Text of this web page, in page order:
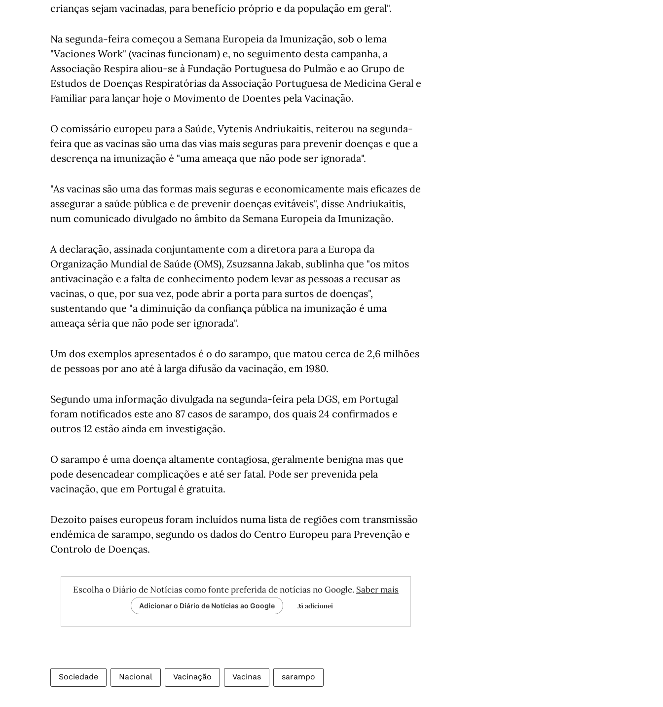
crianças sejam vacinadas, para benefício próprio e da população em geral".
Na segunda-feira começou a Semana Europeia da Imunização, sob o lema
"Vaciones Work" (vacinas funcionam) e, no seguimento desta campanha, a
Associação Respira aliou-se à Fundação Portuguesa do Pulmão e ao Grupo de
Estudos de Doenças Respiratórias da Associação Portuguesa de Medicina Geral e
Familiar para lançar hoje o Movimento de Doentes pela Vacinação.
O comissário europeu para a Saúde, Vytenis Andriukaitis, reiterou na segunda-
feira que as vacinas são uma das vias mais seguras para prevenir doenças e que a
descrença na imunização é "uma ameaça que não pode ser ignorada".
"As vacinas são uma das formas mais seguras e economicamente mais eficazes de
assegurar a saúde pública e de prevenir doenças evitáveis", disse Andriukaitis,
num comunicado divulgado no âmbito da Semana Europeia da Imunização.
A declaração, assinada conjuntamente com a diretora para a Europa da
Organização Mundial de Saúde (OMS), Zsuzsanna Jakab, sublinha que "os mitos
antivacinação e a falta de conhecimento podem levar as pessoas a recusar as
vacinas, o que, por sua vez, pode abrir a porta para surtos de doenças",
sustentando que "a diminuição da confiança pública na imunização é uma
ameaça séria que não pode ser ignorada".
Um dos exemplos apresentados é o do sarampo, que matou cerca de 2,6 milhões
de pessoas por ano até à larga difusão da vacinação, em 1980.
Segundo uma informação divulgada na segunda-feira pela DGS, em Portugal
foram notificados este ano 87 casos de sarampo, dos quais 24 confirmados e
outros 12 estão ainda em investigação.
O sarampo é uma doença altamente contagiosa, geralmente benigna mas que
pode desencadear complicações e até ser fatal. Pode ser prevenida pela
vacinação, que em Portugal é gratuita.
Dezoito países europeus foram incluídos numa lista de regiões com transmissão
endémica de sarampo, segundo os dados do Centro Europeu para Prevenção e
Controlo de Doenças.
Escolha o Diário de Notícias como fonte preferida de notícias no Google. Saber mais
Adicionar o Diário de Notícias ao Google Já adicionei
Sociedade Nacional Vacinação Vacinas sarampo